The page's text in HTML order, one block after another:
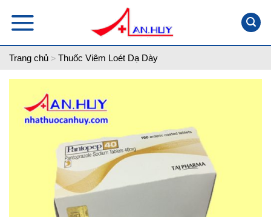
Trang chủ > Thuốc Viêm Loét Dạ Dày